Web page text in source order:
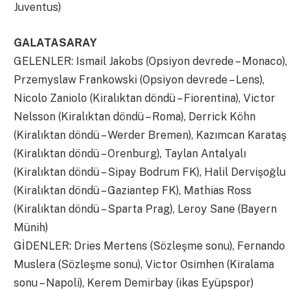
Juventus)
GALATASARAY
GELENLER: Ismail Jakobs (Opsiyon devrede – Monaco),
Przemyslaw Frankowski (Opsiyon devrede – Lens),
Nicolo Zaniolo (Kiralıktan döndü – Fiorentina), Victor
Nelsson (Kiralıktan döndü – Roma), Derrick Köhn
(Kiralıktan döndü – Werder Bremen), Kazımcan Karataş
(Kiralıktan döndü – Orenburg), Taylan Antalyalı
(Kiralıktan döndü – Sipay Bodrum FK), Halil Dervişoğlu
(Kiralıktan döndü – Gaziantep FK), Mathias Ross
(Kiralıktan döndü – Sparta Prag), Leroy Sane (Bayern
Münih)
GİDENLER: Dries Mertens (Sözleşme sonu), Fernando
Muslera (Sözleşme sonu), Victor Osimhen (Kiralama
sonu – Napoli), Kerem Demirbay (ikas Eyüpspor)